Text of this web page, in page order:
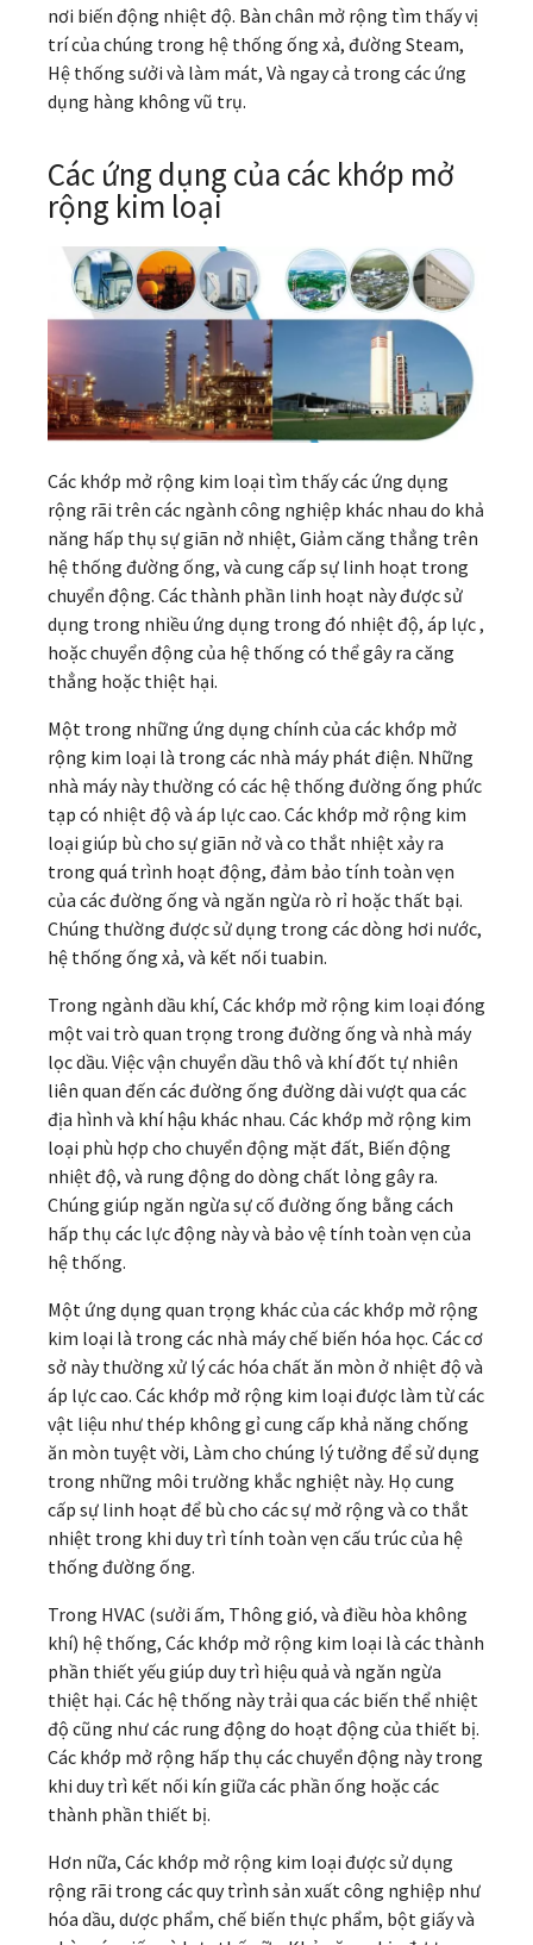
nơi biến động nhiệt độ. Bàn chân mở rộng tìm thấy vị
trí của chúng trong hệ thống ống xả, đường Steam,
Hệ thống sưởi và làm mát, Và ngay cả trong các ứng
dụng hàng không vũ trụ.
Các ứng dụng của các khớp mở
rộng kim loại
Các khớp mở rộng kim loại tìm thấy các ứng dụng
rộng rãi trên các ngành công nghiệp khác nhau do khả
năng hấp thụ sự giãn nở nhiệt, Giảm căng thẳng trên
hệ thống đường ống, và cung cấp sự linh hoạt trong
chuyển động. Các thành phần linh hoạt này được sử
dụng trong nhiều ứng dụng trong đó nhiệt độ, áp lực ,
hoặc chuyển động của hệ thống có thể gây ra căng
thẳng hoặc thiệt hại.
Một trong những ứng dụng chính của các khớp mở
rộng kim loại là trong các nhà máy phát điện. Những
nhà máy này thường có các hệ thống đường ống phức
tạp có nhiệt độ và áp lực cao. Các khớp mở rộng kim
loại giúp bù cho sự giãn nở và co thắt nhiệt xảy ra
trong quá trình hoạt động, đảm bảo tính toàn vẹn
của các đường ống và ngăn ngừa rò rỉ hoặc thất bại.
Chúng thường được sử dụng trong các dòng hơi nước,
hệ thống ống xả, và kết nối tuabin.
Trong ngành dầu khí, Các khớp mở rộng kim loại đóng
một vai trò quan trọng trong đường ống và nhà máy
lọc dầu. Việc vận chuyển dầu thô và khí đốt tự nhiên
liên quan đến các đường ống đường dài vượt qua các
địa hình và khí hậu khác nhau. Các khớp mở rộng kim
loại phù hợp cho chuyển động mặt đất, Biến động
nhiệt độ, và rung động do dòng chất lỏng gây ra.
Chúng giúp ngăn ngừa sự cố đường ống bằng cách
hấp thụ các lực động này và bảo vệ tính toàn vẹn của
hệ thống.
Một ứng dụng quan trọng khác của các khớp mở rộng
kim loại là trong các nhà máy chế biến hóa học. Các cơ
sở này thường xử lý các hóa chất ăn mòn ở nhiệt độ và
áp lực cao. Các khớp mở rộng kim loại được làm từ các
vật liệu như thép không gỉ cung cấp khả năng chống
ăn mòn tuyệt vời, Làm cho chúng lý tưởng để sử dụng
trong những môi trường khắc nghiệt này. Họ cung
cấp sự linh hoạt để bù cho các sự mở rộng và co thắt
nhiệt trong khi duy trì tính toàn vẹn cấu trúc của hệ
thống đường ống.
Trong HVAC (sưởi ấm, Thông gió, và điều hòa không
khí) hệ thống, Các khớp mở rộng kim loại là các thành
phần thiết yếu giúp duy trì hiệu quả và ngăn ngừa
thiệt hại. Các hệ thống này trải qua các biến thể nhiệt
độ cũng như các rung động do hoạt động của thiết bị.
Các khớp mở rộng hấp thụ các chuyển động này trong
khi duy trì kết nối kín giữa các phần ống hoặc các
thành phần thiết bị.
Hơn nữa, Các khớp mở rộng kim loại được sử dụng
rộng rãi trong các quy trình sản xuất công nghiệp như
hóa dầu, dược phẩm, chế biến thực phẩm, bột giấy và